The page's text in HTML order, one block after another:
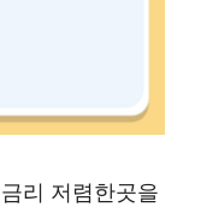
리 저렴한곳을